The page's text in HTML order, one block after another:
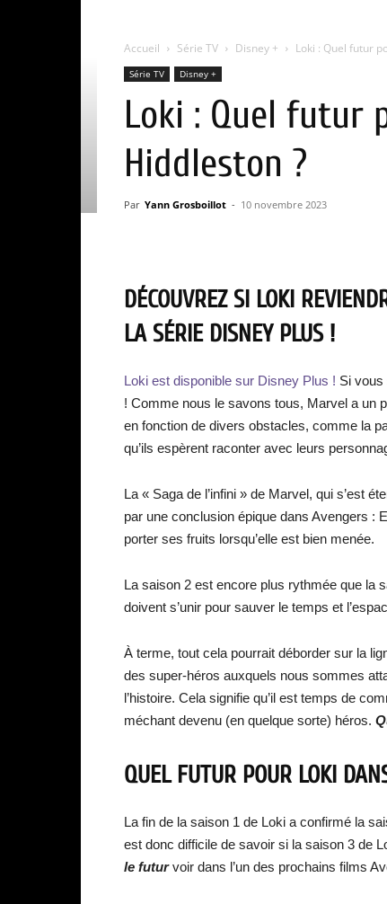
Accueil Série TV Disney + Loki : Quel futur
Série TV Disney +
Loki : Quel futur
Hiddleston ?
Par Yann Grosboillot - 10 novembre 2023
DÉCOUVREZ SI LOKI
LA SÉRIE DISNEY PLUS !
Loki est disponible sur Disney Plus ! Si vous
! Comme nous le savons tous, Marvel a un
en fonction de divers obstacles, comme la
qu’ils espèrent raconter avec leurs
La « Saga de l’infini » de Marvel, qui s’est
par une conclusion épique dans Avengers :
porter ses fruits lorsqu’elle est bien menée.
La saison 2 est encore plus rythmée que la
doivent s’unir pour sauver le temps et
À terme, tout cela pourrait déborder sur la
des super-héros auxquels nous sommes
l’histoire. Cela signifie qu’il est temps de
méchant devenu (en quelque sorte) héros.
QUEL FUTUR POUR LOKI
La fin de la saison 1 de Loki a confirmé la
est donc difficile de savoir si la saison 3 de
le futurvoir dans l’un des prochains films